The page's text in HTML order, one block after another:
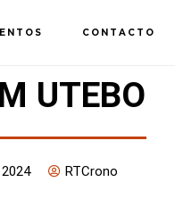
CONTACTO
UTEBO
RTCrono